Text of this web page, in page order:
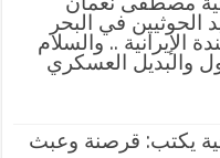
الحوثيين في البحر
الإيرانية .. والسلام
والبديل العسكري
يكتب: قرصنة وعبث